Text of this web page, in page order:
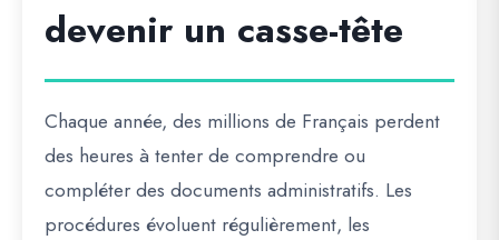
devenir un casse-tête
Chaque année, des millions de Français perdent
des heures à tenter de comprendre ou
compléter des documents administratifs. Les
procédures évoluent régulièrement, les